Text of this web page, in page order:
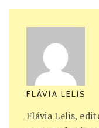
FLÁVIA LELIS
Flávia Lelis,